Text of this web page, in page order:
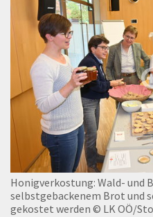
Honigverkostung: Wald- und
selbstgebackenem Brot und
gekostet werden © LK OÖ/